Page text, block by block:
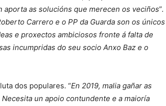
as solucións que merecen os veciños”.
Carrero e o PP da Guarda son os únicos
e proxectos ambiciosos fronte á falta de
incumpridas do seu socio Anxo Baz e o
dos populares. “En 2019, malia gañar as
un apoio contundente e a maioría